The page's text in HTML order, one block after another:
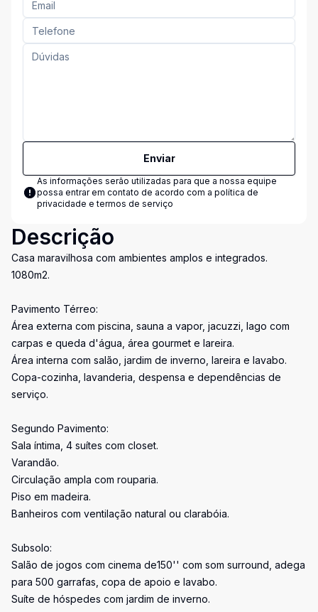
Enviar
As informações serão utilizadas para que a nossa equipe
possa entrar em contato de acordo com a política de
privacidade e termos de serviço
Descrição
Casa maravilhosa com ambientes amplos e integrados.
1080m2.
Pavimento Térreo:
Área externa com piscina, sauna a vapor, jacuzzi, lago com
carpas e queda d'água, área gourmet e lareira.
Área interna com salão, jardim de inverno, lareira e lavabo.
Copa-cozinha, lavanderia, despensa e dependências de
serviço.
Segundo Pavimento:
Sala íntima, 4 suítes com closet.
Varandão.
Circulação ampla com rouparia.
Piso em madeira.
Banheiros com ventilação natural ou clarabóia.
Subsolo:
Salão de jogos com cinema de150'' com som surround, adega
para 500 garrafas, copa de apoio e lavabo.
Suíte de hóspedes com jardim de inverno.